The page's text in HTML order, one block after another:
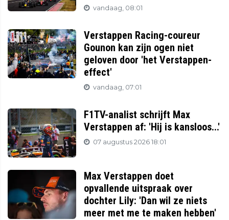
vandaag, 08:01
Verstappen Racing-coureur
Gounon kan zijn ogen niet
geloven door 'het Verstappen-
effect'
vandaag, 07:01
F1TV-analist schrijft Max
Verstappen af: 'Hij is kansloos...'
07 augustus 2026 18:01
Max Verstappen doet
opvallende uitspraak over
dochter Lily: 'Dan wil ze niets
meer met me te maken hebben'